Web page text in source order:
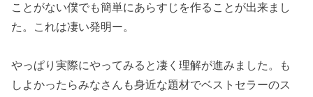
ことがない僕でも簡単にあらすじを作ることが出来まし
た。これは凄い発明ー。
やっぱり実際にやってみると凄く理解が進みました。も
しよかったらみなさんも身近な題材でベストセラーのス